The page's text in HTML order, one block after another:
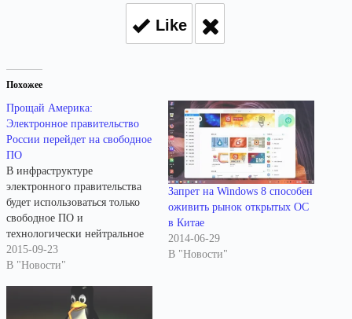
Like
Похожее
Прощай Америка:
Электронное правительство
России перейдет на свободное
ПО
В инфраструктуре
электронного правительства
будет использоваться только
свободное ПО и
технологически нейтральное
аппаратное обеспечение. От
проприетарных решений
планируется отказаться.
Минкомсвязи запланировало
2015-09-23
В "Новости"
Запрет на Windows 8 способен
оживить рынок открытых ОС
в Китае
2014-06-29
В "Новости"